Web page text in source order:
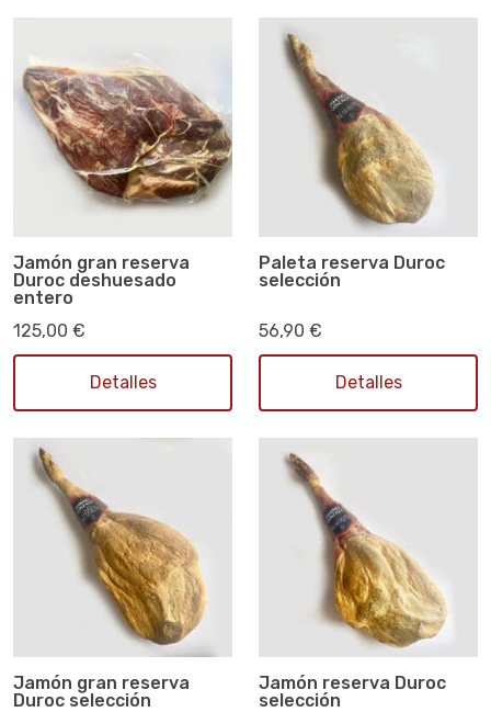
Jamón gran reserva
Duroc deshuesado
entero
125,00 €
Detalles
Paleta reserva Duroc
selección
56,90 €
Detalles
Jamón gran reserva
Duroc selección
Jamón reserva Duroc
selección